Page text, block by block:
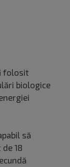
folosit
biologice
să
18